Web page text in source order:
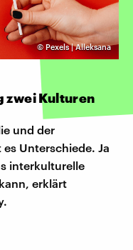
©Pexels | Alleksana
zwei Kulturen
und der
Unterschiede. Ja
interkulturelle
erklärt